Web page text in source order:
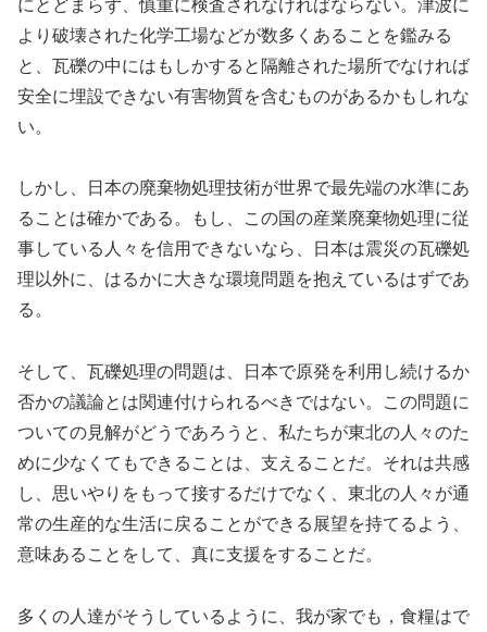
にとどまらず、慎重に検査されなければならない。津波に
より破壊された化学工場などが数多くあることを鑑みる
と、瓦礫の中にはもしかすると隔離された場所でなければ
安全に埋設できない有害物質を含むものがあるかもしれな
い。
しかし、日本の廃棄物処理技術が世界で最先端の水準にあ
ることは確かである。もし、この国の産業廃棄物処理に従
事している人々を信用できないなら、日本は震災の瓦礫処
理以外に、はるかに大きな環境問題を抱えているはずであ
る。
そして、瓦礫処理の問題は、日本で原発を利用し続けるか
否かの議論とは関連付けられるべきではない。この問題に
ついての見解がどうであろうと、私たちが東北の人々のた
めに少なくてもできることは、支えることだ。それは共感
し、思いやりをもって接するだけでなく、東北の人々が通
常の生産的な生活に戻ることができる展望を持てるよう、
意味あることをして、真に支援をすることだ。
多くの人達がそうしているように、我が家でも，食糧はで